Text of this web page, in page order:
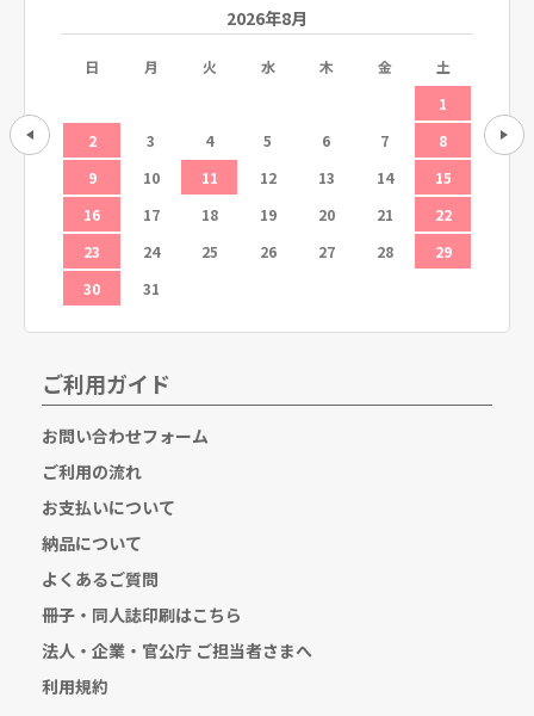
12
2026年8月
日 月 火 水 木 金
土
1
2
3 4 5 6 7
8
9
10 11 12 13 14
15
16
17 18 19 20 21
22
23
24 25 26 27 28
29
30
31
6
ご利用ガイド
お問い合わせフォーム
ご利用の流れ
お支払いについて
納品について
よくあるご質問
冊子・同人誌印刷はこちら
法人・企業・官公庁 ご担当者さまへ
利用規約